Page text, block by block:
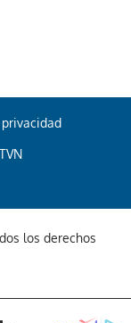
los derechos